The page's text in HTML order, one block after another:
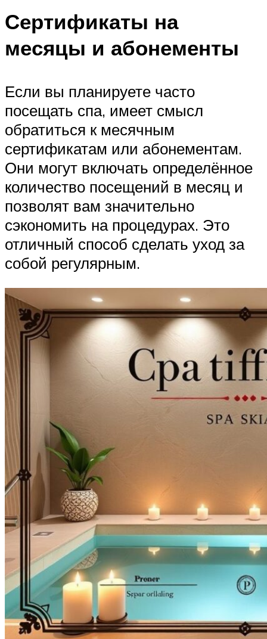
Сертификаты на
месяцы и абонементы
Если вы планируете часто
посещать спа, имеет смысл
обратиться к месячным
сертификатам или абонементам.
Они могут включать определённое
количество посещений в месяц и
позволят вам значительно
сэкономить на процедурах. Это
отличный способ сделать уход за
собой регулярным.